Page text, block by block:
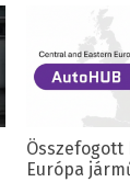
Összefogott
Európa